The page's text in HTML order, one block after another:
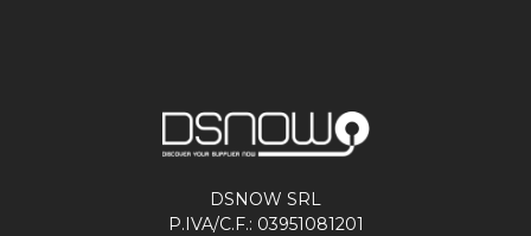
DSNOW SRL
P.IVA/C.F.: 03951081201